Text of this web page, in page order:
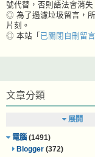
號代替，否則語法會消失
◎ 為了過濾垃圾留言，
片刻。
◎ 本站「 已關閉自刪留
文章分類
展開
電腦 (1491)
Blogger (372)